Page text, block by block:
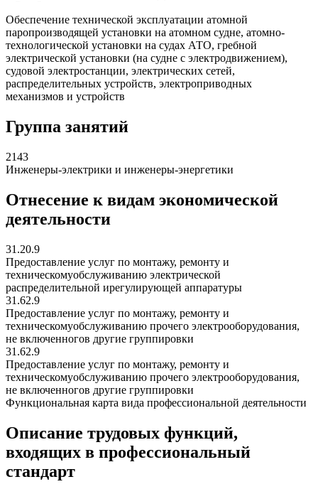
Обеспечение технической эксплуатации атомной
паропроизводящей установки на атомном судне, атомно-
технологической установки на судах АТО, гребной
электрической установки (на судне с электродвижением),
судовой электростанции, электрических сетей,
распределительных устройств, электроприводных
механизмов и устройств
Группа занятий
2143
Инженеры-электрики и инженеры-энергетики
Отнесение к видам экономической
деятельности
31.20.9
Предоставление услуг по монтажу, ремонту и
техническомуобслуживанию электрической
распределительной ирегулирующей аппаратуры
31.62.9
Предоставление услуг по монтажу, ремонту и
техническомуобслуживанию прочего электрооборудования,
не включенногов другие группировки
31.62.9
Предоставление услуг по монтажу, ремонту и
техническомуобслуживанию прочего электрооборудования,
не включенногов другие группировки
Функциональная карта вида профессиональной деятельности
Описание трудовых функций,
входящих в профессиональный
стандарт